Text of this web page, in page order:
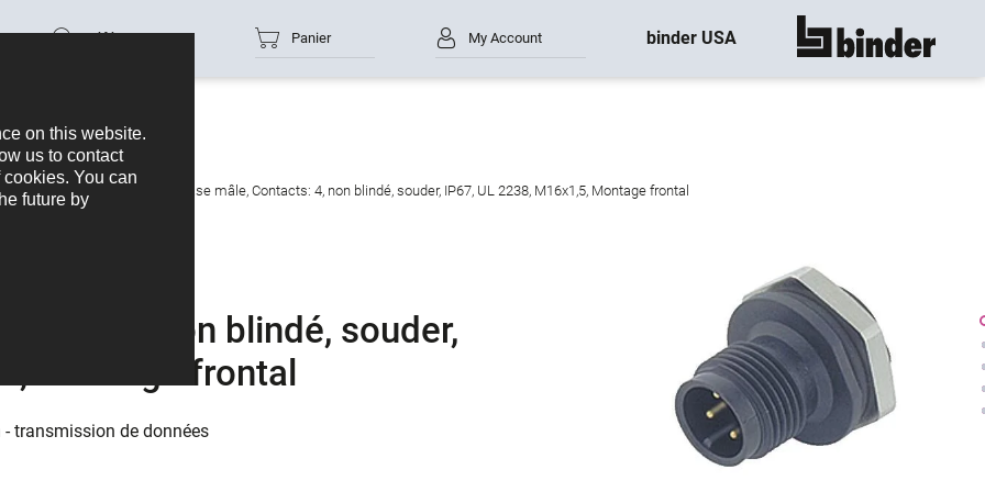
Référence Panier My Account binder USA montre tout
M12-B M12 Embase mâle, Contacts: 4, non blindé, souder, IP67, UL 2238, M16x1,5, Montage frontal
4, non blindé, souder,
Montage frontal
- transmission de données